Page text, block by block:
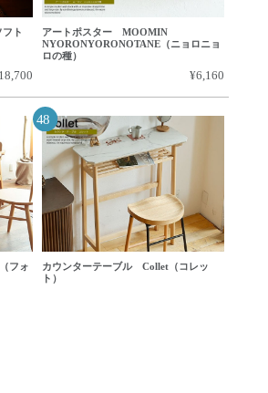
アートポスター MOOMIN
NYORONYORONOTANE（ニョロニョ
ロの種）
¥6,160
フォ
カウンターテーブル Collet（コレッ
ト）